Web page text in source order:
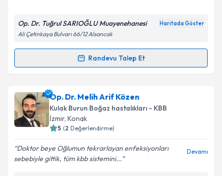
Kişisel verilerimin işlenmesine ilişkin
Takvim Talebini Gönder
Op. Dr. Tuğrul SARIOĞLU Muayenehanesi Haritada Göster
Ali Çetinkaya Bulvarı 66/12 Alsancak
Randevu Talep Et
Randevu Takvimi Talebi
Op. Dr. Tuğrul Sarıoğluiçin randevu takvimi talebi
oluşturun. Size bu uzmandan randevu almanız için bir
takvim hazırlandığında e-posta ile bilgilendireceğiz.
Op. Dr. Melih Arif Közen
Kulak Burun Boğaz hastalıkları - KBB
İzmir, Konak
5 (2 Değerlendirme)
Doktor beye Oğlumun tekrarlayan enfeksiyonları
sebebiyle gittik, tüm kbb sistemini...
Devamı